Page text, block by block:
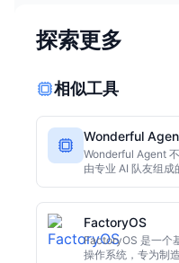
探索更多
相似工具
Wonderful
Wonderful Agent
由专业 AI 队友组成
和人工交接机制。
FactoryOS
FactoryOS 是一个
操作系统，专为制